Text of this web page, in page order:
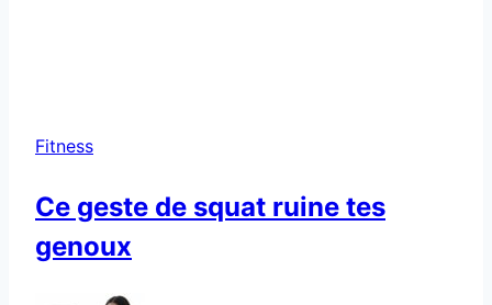
Fitness
Ce geste de squat ruine tes
genoux